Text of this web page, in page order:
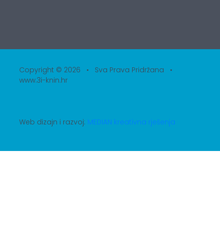
Copyright © 2026 • Sva Prava Pridržana •
www.3i-knin.hr
Web dizajn i razvoj: MEDIAN kreativna rješenja